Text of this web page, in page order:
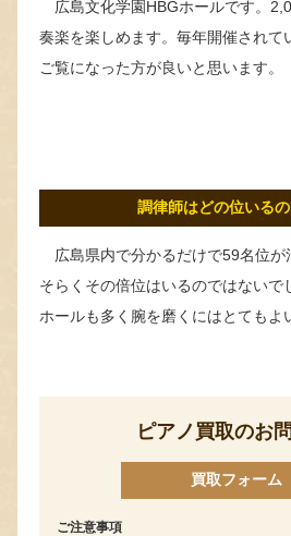
広島文化学園HBGホールです。
奏楽を楽しめます。毎年開催されて
ご覧になった方が良いと思います。
調律師はどの位いる
広島県内で分かるだけで59名位が
そらくその倍位はいるのではないで
ホールも多く腕を磨くにはとてもよ
ピアノ買取のお
買取フォーム
ご注意事項